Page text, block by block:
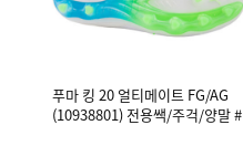
푸마 킹 20 얼티메이트 FG/AG
(10938801) 전용쌕/주걱/양말 #